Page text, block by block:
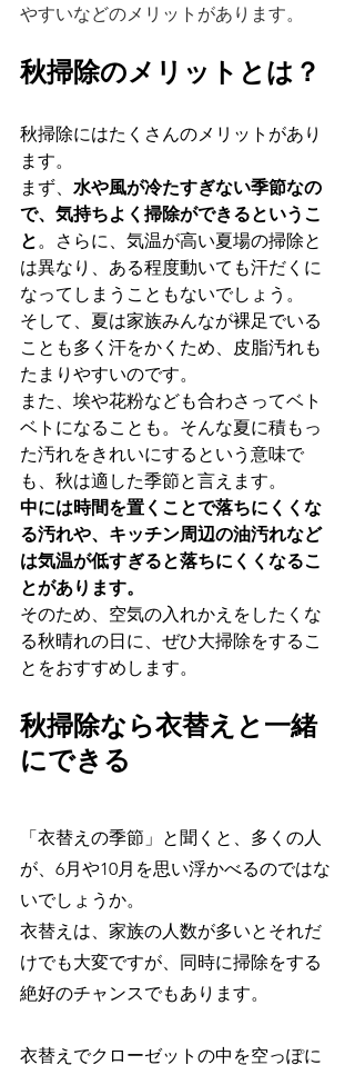
やすいなどのメリットがあります。
秋掃除のメリットとは？
秋掃除にはたくさんのメリットがあり
ます。
まず、 水や風が冷たすぎない季節なの
で、気持ちよく掃除ができるというこ
と。さらに、気温が高い夏場の掃除と
は異なり、ある程度動いても汗だくに
なってしまうこともないでしょう。
そして、夏は家族みんなが裸足でいる
ことも多く汗をかくため、皮脂汚れも
たまりやすいのです。
また、埃や花粉なども合わさってベト
ベトになることも。そんな夏に積もっ
た汚れをきれいにするという意味で
も、秋は適した季節と言えます。
中には時間を置くことで落ちにくくな
る汚れや、キッチン周辺の油汚れなど
は気温が低すぎると落ちにくくなるこ
とがあります。
そのため、空気の入れかえをしたくな
る秋晴れの日に、ぜひ大掃除をするこ
とをおすすめします。
秋掃除なら衣替えと一緒
にできる
「衣替えの季節」と聞くと、多くの人
が、6月や10月を思い浮かべるのではな
いでしょうか。
衣替えは、家族の人数が多いとそれだ
けでも大変ですが、同時に掃除をする
絶好のチャンスでもあります。
衣替えでクローゼットの中を空っぽに